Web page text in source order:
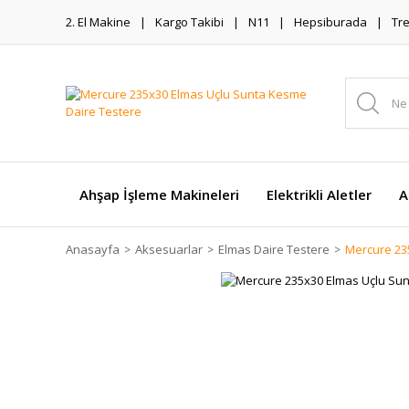
2. El Makine Kargo Takibi N11 Hepsiburada
Ahşap İşleme Makineleri Elektrikli Aletler
Anasayfa Aksesuarlar Elmas Daire Testere Mercure